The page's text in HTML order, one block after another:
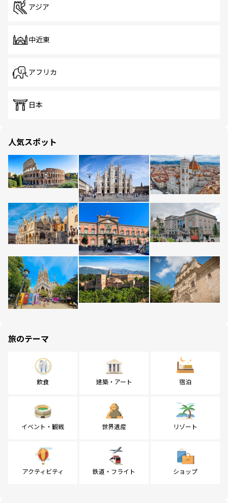
アジア
中近東
アフリカ
日本
人気スポット
旅のテーマ
飲食 建築・アート 宿泊
イベント・観戦 世界遺産 リゾート
アクティビティ 鉄道・フライト ショップ